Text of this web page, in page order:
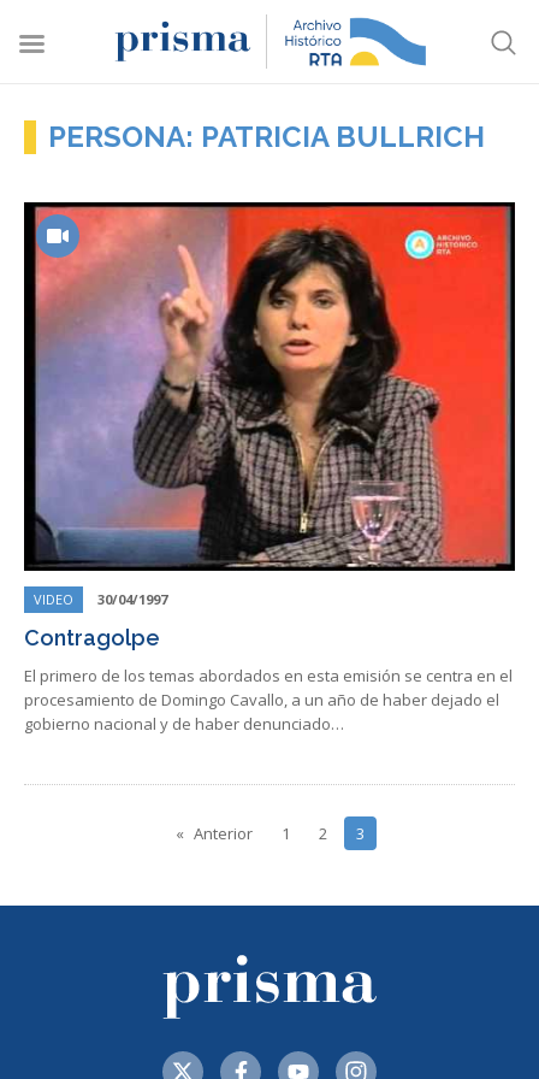
PERSONA: PATRICIA BULLRICH
VIDEO 30/04/1997
Contragolpe
El primero de los temas abordados en esta emisión se centra en el
procesamiento de Domingo Cavallo, a un año de haber dejado el
gobierno nacional y de haber denunciado…
Anterior 1 2 3